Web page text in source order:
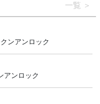
一覧
ンアンロック
アンロック